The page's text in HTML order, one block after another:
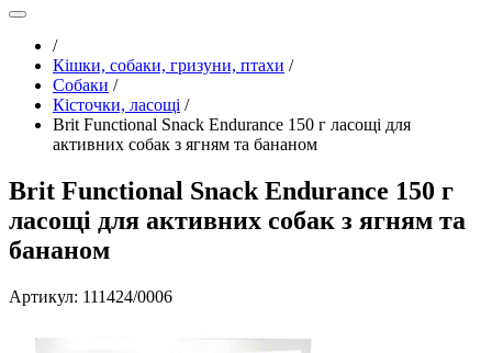
/
Кішки, собаки, гризуни, птахи /
Собаки /
Кісточки, ласощі /
Brit Functional Snack Endurance 150 г ласощі для
активних собак з ягням та бананом
Brit Functional Snack Endurance 150 г
ласощі для активних собак з ягням та
бананом
Артикул: 111424/0006